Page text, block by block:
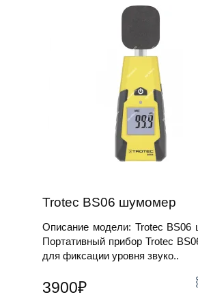
Trotec BS06 шумомер
Описание модели: Trotec BS06
Портативный прибор Trotec
для фиксации уровня звуко..
3900₽